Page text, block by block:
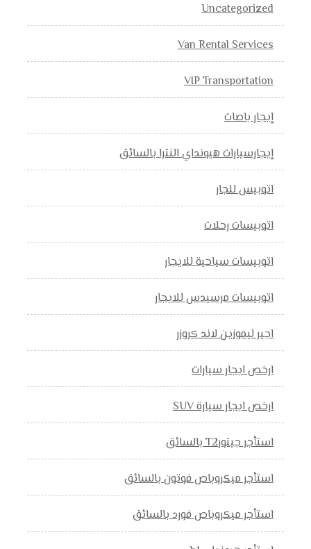
Uncategorized
Van Rental Services
VIP Transportation
إيجار باصات
إيجارسيارات هيونداي النترا بالسائق
اتوبيس للجار
اتوبيسات رحلات
اتوبيسات سياحية للايجار
اتوبيسات مرسيدس للايجار
اجير ليموزين لاند كروزر
ارخص ايجار سيارات
ارخص ايجار سيارة SUV
استأجر جيتورT2 بالسائق
استأجر ميكروباص فوتون بالسائق
استأجر ميكروباص فورد بالسائق